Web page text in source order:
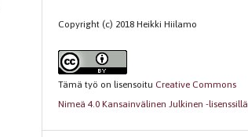
Copyright (c) 2018 Heikki Hiilamo
Tämä työ on lisensoitu Creative Commons
Nimeä 4.0 Kansainvälinen Julkinen -lisenssillä